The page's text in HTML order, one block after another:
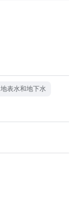
地表水和地下水